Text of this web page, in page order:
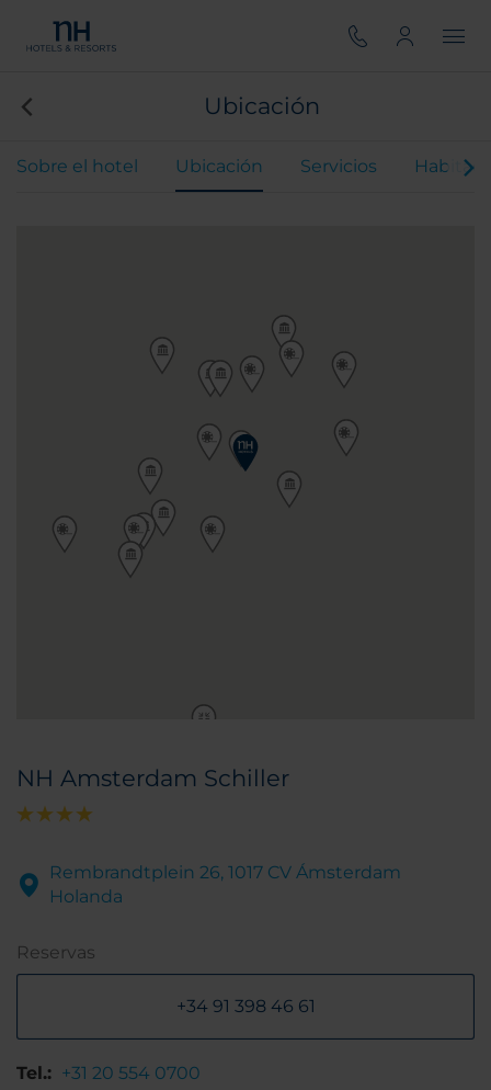
Ubicación
Sobre el hotel Ubicación Servicios
NH Amsterdam Schiller
Rembrandtplein 26, 1017 CV Ámsterdam
Holanda
Reservas
+34 91 398 46 61
Tel.: +31 20 554 0700